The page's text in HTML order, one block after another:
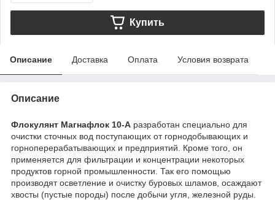
Купить
Описание Доставка Оплата Условия возврата
Описание
Флокулянт Магнафлок 10-А разработан специально для
очистки сточных вод поступающих от горнодобывающих и
горноперерабатывающих и предприятий. Кроме того, он
применяется для фильтрации и концентрации некоторых
продуктов горной промышленности. Так его помощью
производят осветление и очистку буровых шламов, осаждают
хвосты (пустые породы) после добычи угля, железной руды.